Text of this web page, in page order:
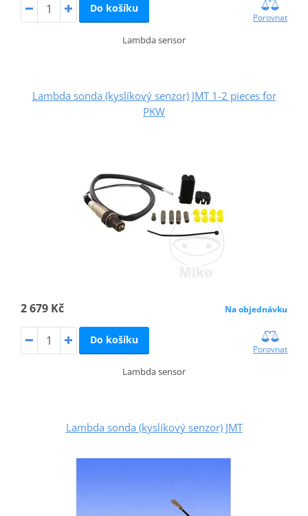
Do košíku
Porovnat
Lambda sensor
Lambda sonda (kyslíkový senzor) JMT 1-2 pieces for
PKW
2 679 Kč Na objednávku
Do košíku
Porovnat
Lambda sensor
Lambda sonda (kyslíkový senzor) JMT